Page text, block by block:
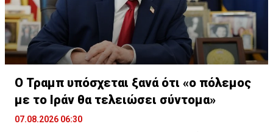
Ο Τραμπ υπόσχεται ξανά ότι «ο πόλεμος
με το Ιράν θα τελειώσει σύντομα»
07.08.2026 06:30